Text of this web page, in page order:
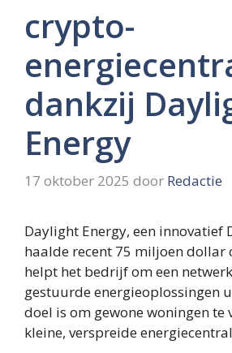
crypto-
dankzij
Energy
17 oktober 2025 door Redactie
Daylight Energy, een innovatief
haalde recent 75 miljoen dollar
helpt het bedrijf om een
gestuurde energieoplossingen
doel is om gewone woningen te
kleine, verspreide